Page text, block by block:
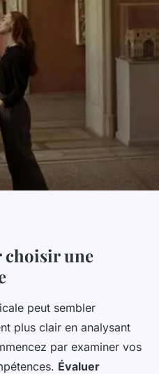
la spécialité
pour vous ?
lecture
choisir une
peut sembler
plus clair en analysant
par examiner vos
Évaluer